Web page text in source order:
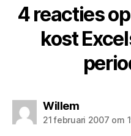
4 reacties op
kost
Willemzegt:
21 februari 2007 om